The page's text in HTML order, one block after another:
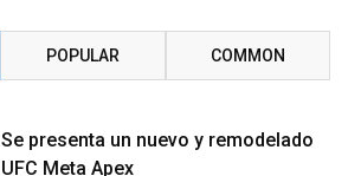
POPULAR COMMON
Se presenta un nuevo y remodelado
UFC Meta Apex